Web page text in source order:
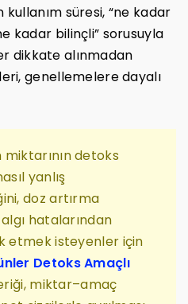
süresi, “ne kadar
kadar bilinçli” sorusuyla
dikkate alınmadan
genellemelere dayalı
miktarının detoks
yanlış
doz artırma
hatalarından
etmek isteyenler için
Detoks Amaçlı
miktar–amaç